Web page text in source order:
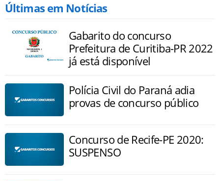
Últimas em Notícias
Gabarito do concurso
Prefeitura de Curitiba-PR 2022
já está disponível
Polícia Civil do Paraná adia
provas de concurso público
Concurso de Recife-PE 2020:
SUSPENSO